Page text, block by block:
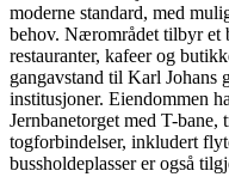
moderne standard, med
behov. Nærområdet tilbyr et
restauranter, kafeer og
gangavstand til Karl Johans
institusjoner. Eiendommen
Jernbanetorget med T-
togforbindelser, inkludert
bussholdeplasser er også